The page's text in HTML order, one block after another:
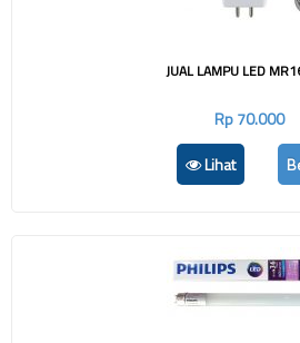
JUAL LAMPU LED
Rp 70.000
Lihat